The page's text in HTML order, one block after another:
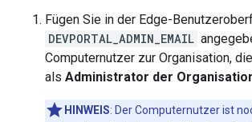
Fügen Sie in der Edge-
DEVPORTAL_ADMIN_EMAIL
Computernutzer zur Organisation,
als Administrator der
HINWEIS: Der Computernutzer ist